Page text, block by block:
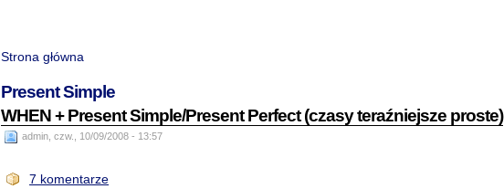
Strona główna
Present Simple
WHEN + Present Simple/Present Perfect (czasy teraźniejsze proste)
admin, czw., 10/09/2008 - 13:57
7 komentarze